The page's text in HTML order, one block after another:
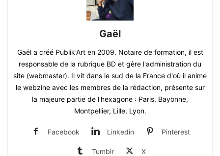
Gaël
Gaël a créé Publik'Art en 2009. Notaire de formation, il est
responsable de la rubrique BD et gère l'administration du
site (webmaster). Il vit dans le sud de la France d'où il anime
le webzine avec les membres de la rédaction, présente sur
la majeure partie de l'hexagone : Paris, Bayonne,
Montpellier, Lille, Lyon.
Facebook Linkedin Pinterest
Tumblr X